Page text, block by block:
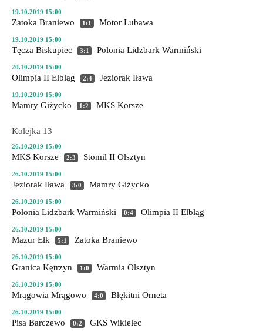
19.10.2019 15:00
Zatoka Braniewo 1:1 Motor Lubawa
19.10.2019 15:00
Tęcza Biskupiec 3:1 Polonia Lidzbark Warmiński
20.10.2019 15:00
Olimpia II Elbląg 2:4 Jeziorak Iława
19.10.2019 15:00
Mamry Giżycko 1:2 MKS Korsze
Kolejka 13
26.10.2019 15:00
MKS Korsze 2:3 Stomil II Olsztyn
26.10.2019 15:00
Jeziorak Iława 3:0 Mamry Giżycko
26.10.2019 15:00
Polonia Lidzbark Warmiński 0:4 Olimpia II Elbląg
26.10.2019 15:00
Mazur Ełk 5:1 Zatoka Braniewo
26.10.2019 15:00
Granica Kętrzyn 1:0 Warmia Olsztyn
26.10.2019 15:00
Mrągowia Mrągowo 4:0 Błękitni Orneta
26.10.2019 15:00
Pisa Barczewo 0:2 GKS Wikielec